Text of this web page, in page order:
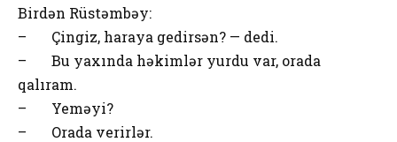
Birdən Rüstəmbəy:
– Çingiz, haraya gedirsən? — dedi.
– Bu yaxında həkimlər yurdu var, orada
qalıram.
– Yeməyi?
– Orada verirlər.